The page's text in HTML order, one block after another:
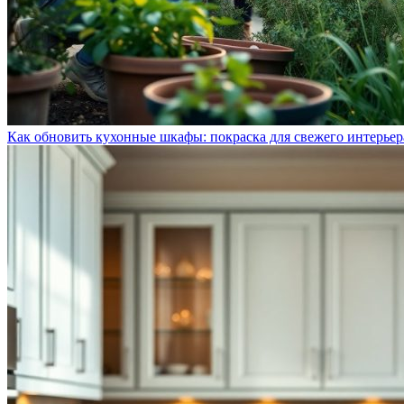
Как обновить кухонные шкафы: покраска для свежего